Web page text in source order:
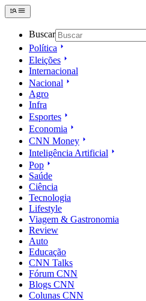
Buscar
Política
Eleições
Internacional
Nacional
Agro
Infra
Esportes
Economia
CNN Money
Inteligência Artificial
Pop
Saúde
Ciência
Tecnologia
Lifestyle
Viagem & Gastronomia
Review
Auto
Educação
CNN Talks
Fórum CNN
Blogs CNN
Colunas CNN